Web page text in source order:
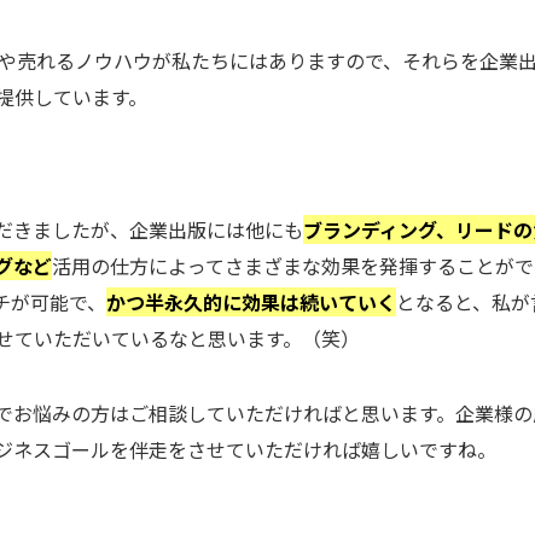
売れるノウハウが私たちにはありますので、それらを企業
しています。
きましたが、企業出版には他にもブランディング、リード
など活用の仕方によってさまざまな効果を発揮することが
可能で、 かつ半永久的に効果は続いていく となると、私
いただいているなと思います。（笑）
悩みの方はご相談していただければと思います。企業様
スゴールを伴走をさせていただければ嬉しいですね。